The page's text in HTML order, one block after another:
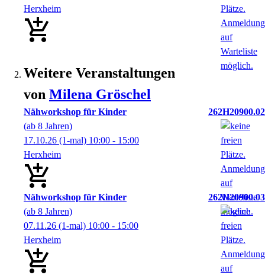
Herxheim
Weitere Veranstaltungen
von Milena Gröschel
Nähworkshop für Kinder
262H20900.02
(ab 8 Jahren)
17.10.26 (1-mal) 10:00 - 15:00
Herxheim
Nähworkshop für Kinder
262H20900.03
(ab 8 Jahren)
07.11.26 (1-mal) 10:00 - 15:00
Herxheim